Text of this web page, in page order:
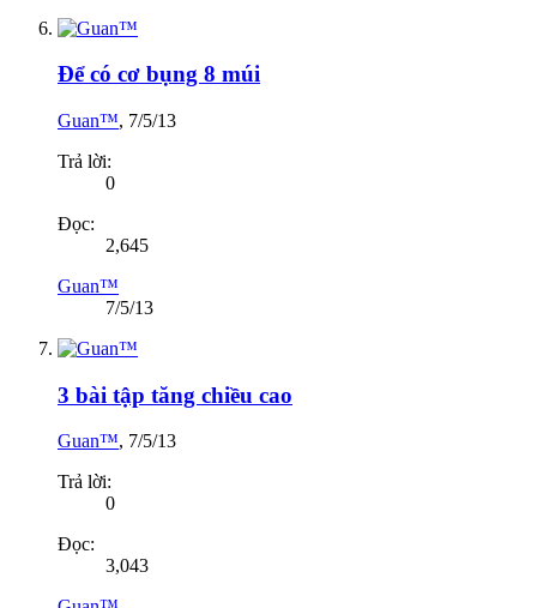
Để có cơ bụng 8 múi
Guan™, 7/5/13
Trả lời:
0
Đọc:
2,645
Guan™
7/5/13
3 bài tập tăng chiều cao
Guan™, 7/5/13
Trả lời:
0
Đọc:
3,043